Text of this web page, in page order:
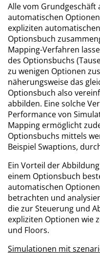
Alle vom
automatischen
expliziten
Optionsbuch
Mapping-Verfahren
des Optionsbuchs
zu wenigen Optionen
näherungsweise das
Optionsbuch also
abbilden. Eine solche
Performance von
Mapping ermöglicht
Optionsbuchs mittels
Beispiel Swaptions,
Ein Vorteil der
einem Optionsbuch
automatischen
betrachten und
die zur Steuerung und
expliziten Optionen wie
und Floors.
Simulationen mit